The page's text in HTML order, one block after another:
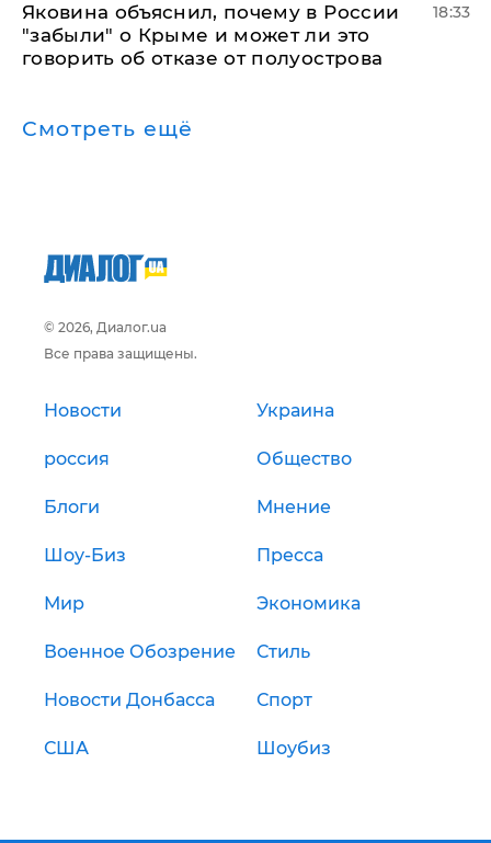
Яковина объяснил, почему в России
"забыли" о Крыме и может ли это
говорить об отказе от полуострова
18:33
Смотреть ещё
© 2026, Диалог.ua
Все права защищены.
Новости Украина
россия Общество
Блоги Мнение
Шоу-Биз Пресса
Мир Экономика
Военное Обозрение Стиль
Новости Донбасса Спорт
США Шоубиз